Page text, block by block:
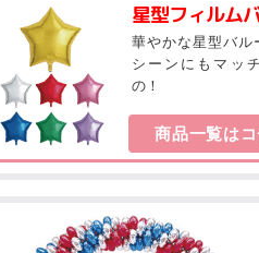
星型フィルム
華やかな星型バル
シーンにもマッ
の！
商品一覧は